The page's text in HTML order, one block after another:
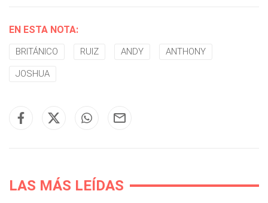
EN ESTA NOTA:
BRITÁNICO RUIZ ANDY ANTHONY
JOSHUA
LAS MÁS LEÍDAS